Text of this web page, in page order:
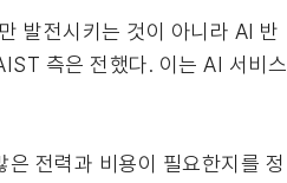
발전시키는 것이 아니라 AI 반
측은 전했다. 이는 AI 서비스
전력과 비용이 필요한지를 정